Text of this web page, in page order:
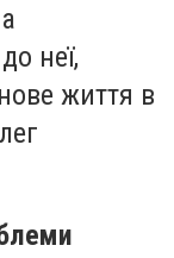
неї,
життя в